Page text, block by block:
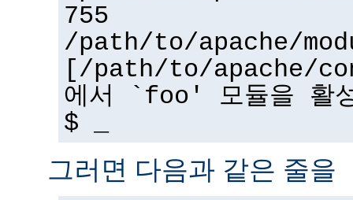
755
/path/to/apache/
[/path/to/apache/
에서 `foo' 모듈을 활
$ _
그러면 다음과 같은 줄을